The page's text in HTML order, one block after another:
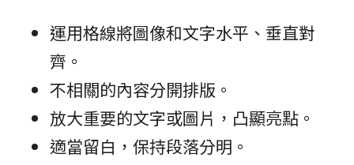
運用格線將圖像和文字水平、垂直對
齊。
不相關的內容分開排版。
放大重要的文字或圖片，凸顯亮點。
適當留白，保持段落分明。